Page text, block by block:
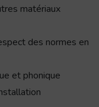
matériaux
des normes en
et phonique